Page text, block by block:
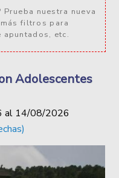
nuestra nueva
filtros para
etc.
Adolescentes
al 14/08/2026